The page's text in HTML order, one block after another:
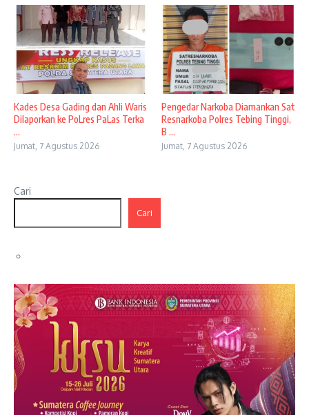
Kades Desa Gading dan Ahli Waris
Dilaporkan ke PoLres PaLas Terka
...
Jumat, 7 Agustus 2026
Pengedar Narkoba Diamankan Sat
Resnarkoba Polres Tebing Tinggi,
B ...
Jumat, 7 Agustus 2026
Cari
Cari